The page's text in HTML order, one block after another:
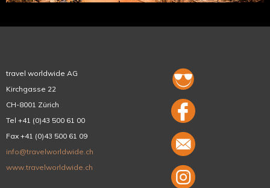
travel worldwide AG
Kirchgasse 22
CH-8001 Zürich
Tel +41 (0)43 500 61 00
Fax +41 (0)43 500 61 09
info@travelworldwide.ch
www.travelworldwide.ch